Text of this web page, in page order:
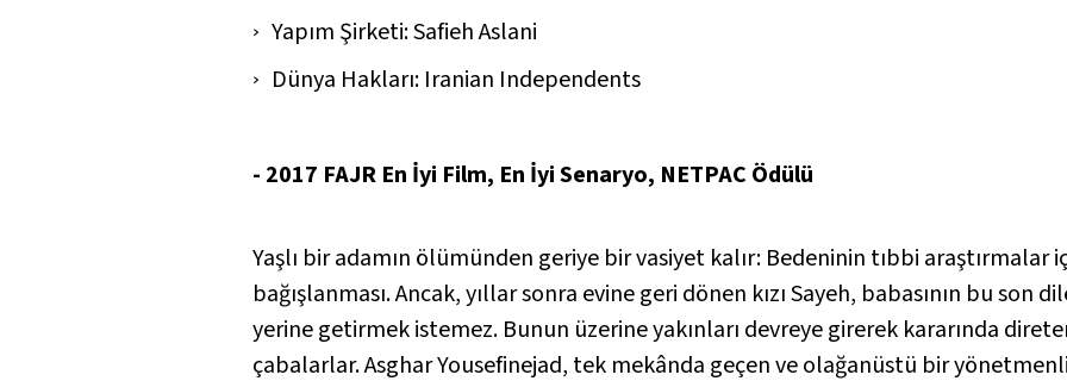
Yapım Şirketi: Safieh Aslani
Dünya Hakları: Iranian Independents
- 2017 FAJR En İyi Film, En İyi Senaryo, NETPAC Ödülü
Yaşlı bir adamın ölümünden geriye bir vasiyet kalır: Bedeninin tıbbi araştırmalar
bağışlanması. Ancak, yıllar sonra evine geri dönen kızı Sayeh, babasının bu son
yerine getirmek istemez. Bunun üzerine yakınları devreye girerek kararında
çabalarlar. Asghar Yousefinejad, tek mekânda geçen ve olağanüstü bir